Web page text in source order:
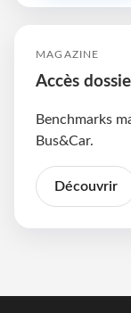
MAGAZINE
Accès
Benchmarks
Bus&Car.
Découvrir